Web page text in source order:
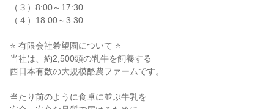
（３）8:00～17:30
（４）18:00～3:30
⭐ 有限会社希望園について ⭐
当社は、約2,500頭の乳牛を飼養する
西日本有数の大規模酪農ファームです。
当たり前のように食卓に並ぶ牛乳を